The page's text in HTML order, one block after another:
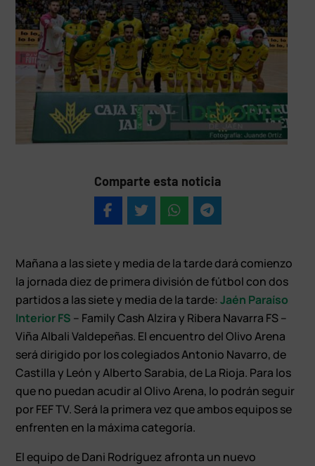
Comparte esta noticia
Mañana a las siete y media de la tarde dará comienzo
la jornada diez de primera división de fútbol con dos
partidos a las siete y media de la tarde:Jaén Paraíso
Interior FS – Family Cash Alzira y Ribera Navarra FS –
Viña Albali Valdepeñas. El encuentro del Olivo Arena
será dirigido por los colegiados Antonio Navarro, de
Castilla y León y Alberto Sarabia, de La Rioja. Para los
que no puedan acudir al Olivo Arena, lo podrán seguir
por FEF TV. Será la primera vez que ambos equipos se
enfrenten en la máxima categoría.
El equipo de Dani Rodríguez afronta un nuevo